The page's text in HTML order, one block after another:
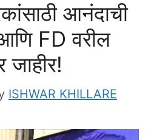
आनंदाची
FD वरील
जाहीर!
ISHWAR KHILLARE